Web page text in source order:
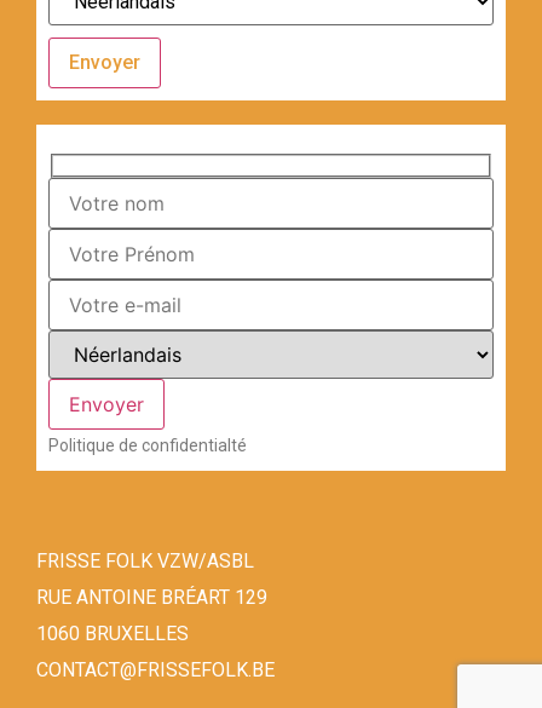
Envoyer
Politique de confidentialté
FRISSE FOLK VZW/ASBL
RUE ANTOINE BRÉART 129
1060 BRUXELLES
CONTACT@FRISSEFOLK.BE